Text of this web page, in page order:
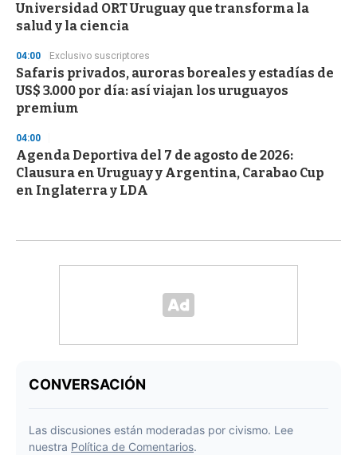
Universidad ORT Uruguay que transforma la
salud y la ciencia
04:00 Exclusivo suscriptores
Safaris privados, auroras boreales y estadías de
US$ 3.000 por día: así viajan los uruguayos
premium
04:00
Agenda Deportiva del 7 de agosto de 2026:
Clausura en Uruguay y Argentina, Carabao Cup
en Inglaterra y LDA